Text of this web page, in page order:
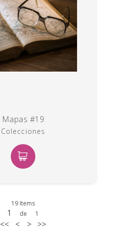
Mapas #19
Colecciones
19 Items
1 de 1
<< < > >>